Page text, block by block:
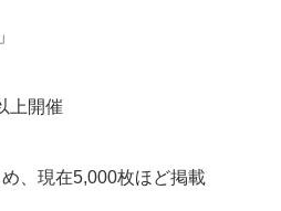
上開催
、現在5,000枚ほど掲載